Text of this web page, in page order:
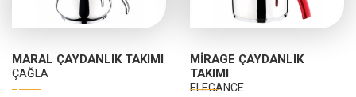
MARAL ÇAYDANLIK TAKIMI
ÇAĞLA
MIRAGE ÇAYDANLIK
TAKIMI
ELEGANCE